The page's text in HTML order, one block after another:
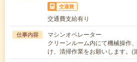
交通費
交通費支給有り
仕事内容
マシンオペレーター
クリーンルーム内にて機械操作
け、清掃作業をお願いします。